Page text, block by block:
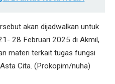
akan dijadwalkan untuk
28 Februari 2025 di Akmil,
materi terkait tugas fungsi
Cita. (Prokopim/nuha)